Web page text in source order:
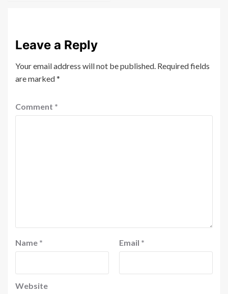
Leave a Reply
Your email address will not be published. Required fields
are marked*
Comment *
Name * Email *
Website